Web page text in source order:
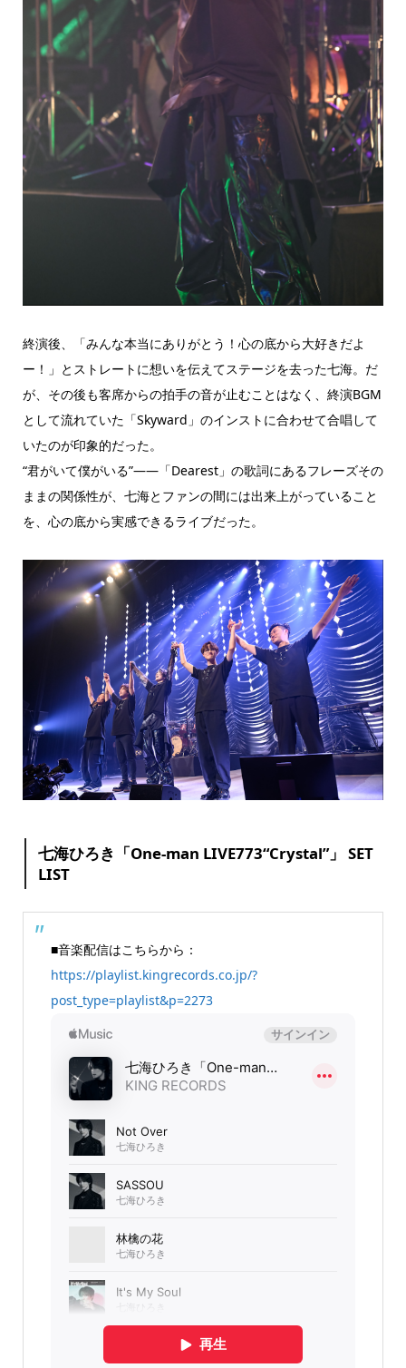
終演後、「みんな本当にありがとう！心の底から大好きだよ
ー！」とストレートに想いを伝えてステージを去った七海。だ
が、その後も客席からの拍手の音が止むことはなく、終演BGM
として流れていた「Skyward」のインストに合わせて合唱して
いたのが印象的だった。
“君がいて僕がいる”――「Dearest」の歌詞にあるフレーズその
ままの関係性が、七海とファンの間には出来上がっていること
を、心の底から実感できるライブだった。
七海ひろき「One-man LIVE773“Crystal”」 SET
LIST
■音楽配信はこちらから：
https://playlist.kingrecords.co.jp/?
post_type=playlist&p=2273